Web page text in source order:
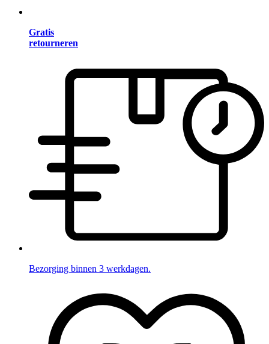
Gratis
retourneren
Bezorging binnen 3 werkdagen.